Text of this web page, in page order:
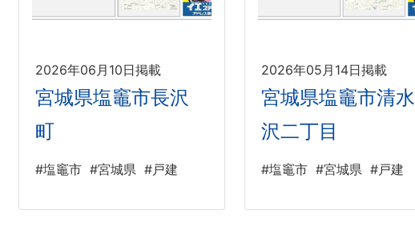
2026年06月10日掲載
宮城県塩竈市長沢
町
#塩竈市 #宮城県 #戸建
2026年05月14日掲載
宮城県塩竈市清水
沢二丁目
#塩竈市 #宮城県 #戸建